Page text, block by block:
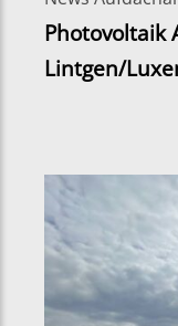
Photovoltaik
Lintgen/